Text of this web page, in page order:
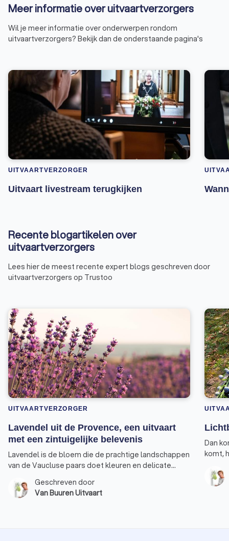
Meer informatie over uitvaartverzorgers
Wil je meer informatie over onderwerpen rondom
uitvaartverzorgers? Bekijk dan de onderstaande pagina's
UITVAARTVERZORGER
Uitvaart livestream terugkijken
Recente blogartikelen over
uitvaartverzorgers
Lees hier de meest recente expert blogs geschreven door
uitvaartverzorgers op Trustoo
UITVAARTVERZORGER
Lavendel uit de Provence, een uitvaart
met een zintuigelijke belevenis
Lavendel is de bloem die de prachtige landschappen
van de Vaucluse paars doet kleuren en delicate
jeugdherinneringen op, anderen denken terug aan
een vakantie in Zuid-Frankrijk.
Geschreven door
Van Buuren Uitvaart
Dan
komt,
met
wat